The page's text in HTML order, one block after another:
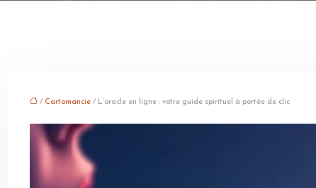
/ Cartomancie / L’oracle en ligne : votre guide spirituel à portée de clic